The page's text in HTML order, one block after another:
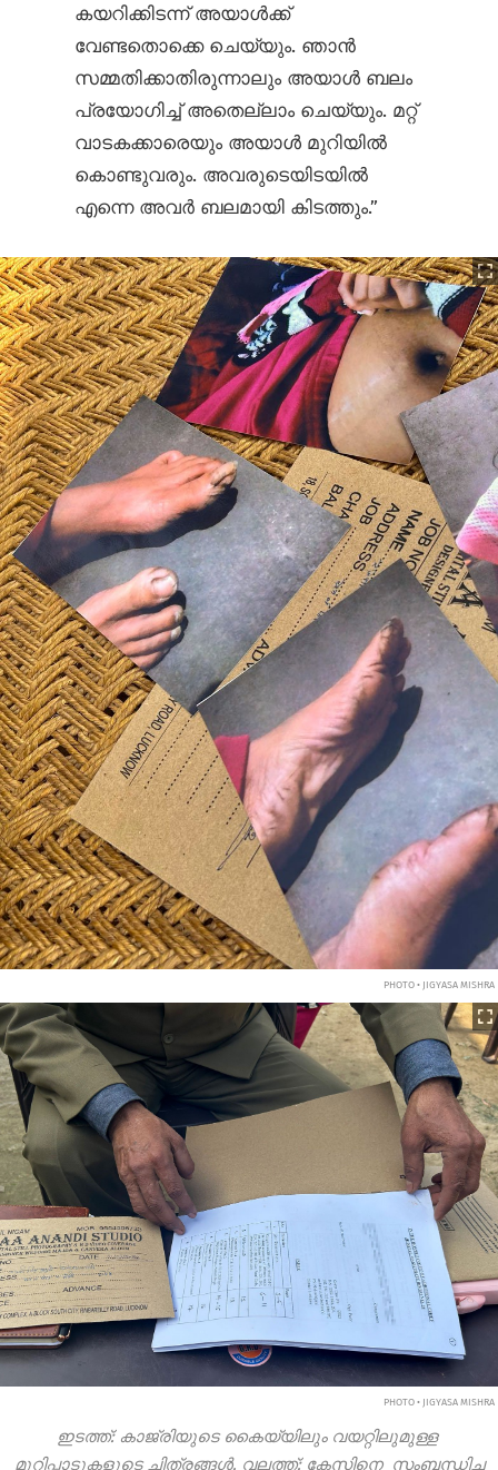
കയറിക്കിടന്ന് അയാൾക്ക്
വേണ്ടതൊക്കെ ചെയ്യും. ഞാൻ
സമ്മതിക്കാതിരുന്നാലും അയാൾ ബലം
പ്രയോഗിച്ച് അതെല്ലാം ചെയ്യും. മറ്റ്
വാടകക്കാരെയും അയാൾ മുറിയിൽ
കൊണ്ടുവരും. അവരുടെയിടയിൽ
എന്നെ അവർ ബലമായി കിടത്തും.”
PHOTO • JIGYASA MISHRA
PHOTO • JIGYASA MISHRA
ഇടത്ത്: കാജ്രിയുടെ കൈയ്യിലും വയറ്റിലുമുള്ള
മുറിപ്പാടുകളുടെ ചിത്രങ്ങൾ. വലത്ത്: കേസിനെ സംബന്ധിച്ച